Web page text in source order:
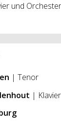
und
| Tenor
| Klavier